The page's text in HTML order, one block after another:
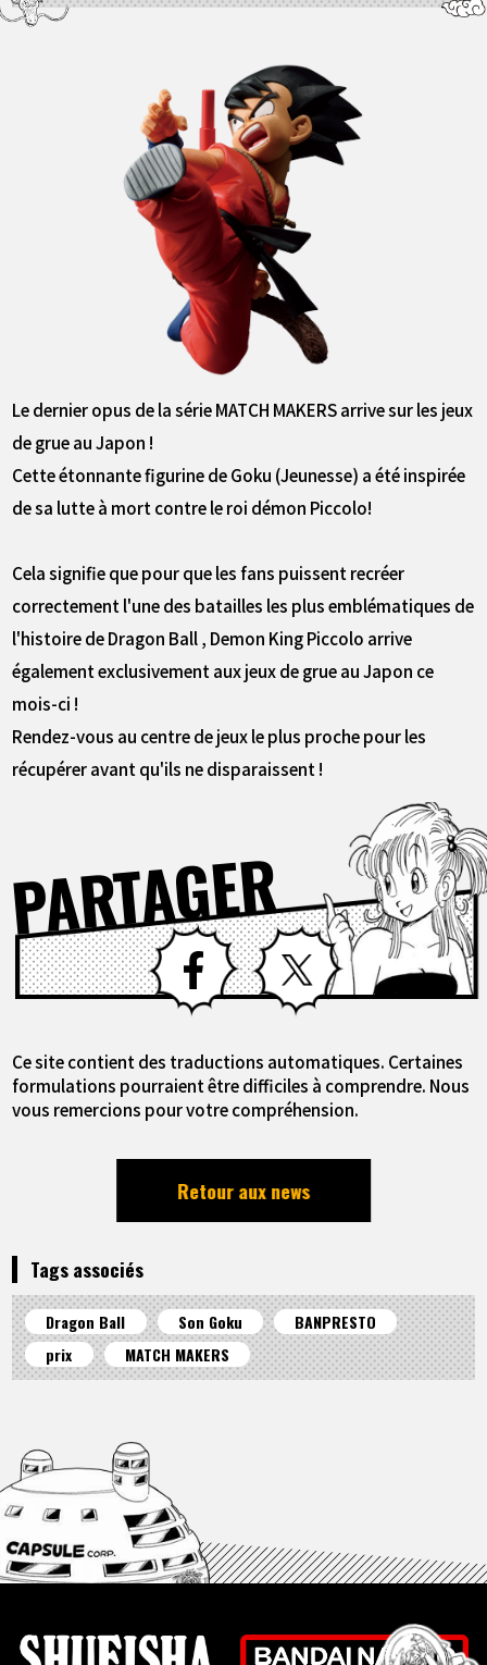
Le dernier opus de la série MATCH MAKERS arrive sur les jeux
de grue au Japon !
Cette étonnante figurine de Goku (Jeunesse) a été inspirée
de sa lutte à mort contre le roi démon Piccolo!
Cela signifie que pour que les fans puissent recréer
correctement l'une des batailles les plus emblématiques de
l'histoire de Dragon Ball , Demon King Piccolo arrive
également exclusivement aux jeux de grue au Japon ce
mois-ci !
Rendez-vous au centre de jeux le plus proche pour les
récupérer avant qu'ils ne disparaissent !
PARTAGERFacebook X
Ce site contient des traductions automatiques. Certaines
formulations pourraient être difficiles à comprendre. Nous
vous remercions pour votre compréhension.
Retour aux news
Tags associés
Dragon Ball Son Goku
BANPRESTO
prix
MATCH MAKERS